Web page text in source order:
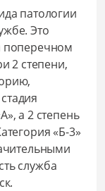
патологии
Это
поперечном
2 степени,
а 2 степень
«Б-3»
служба